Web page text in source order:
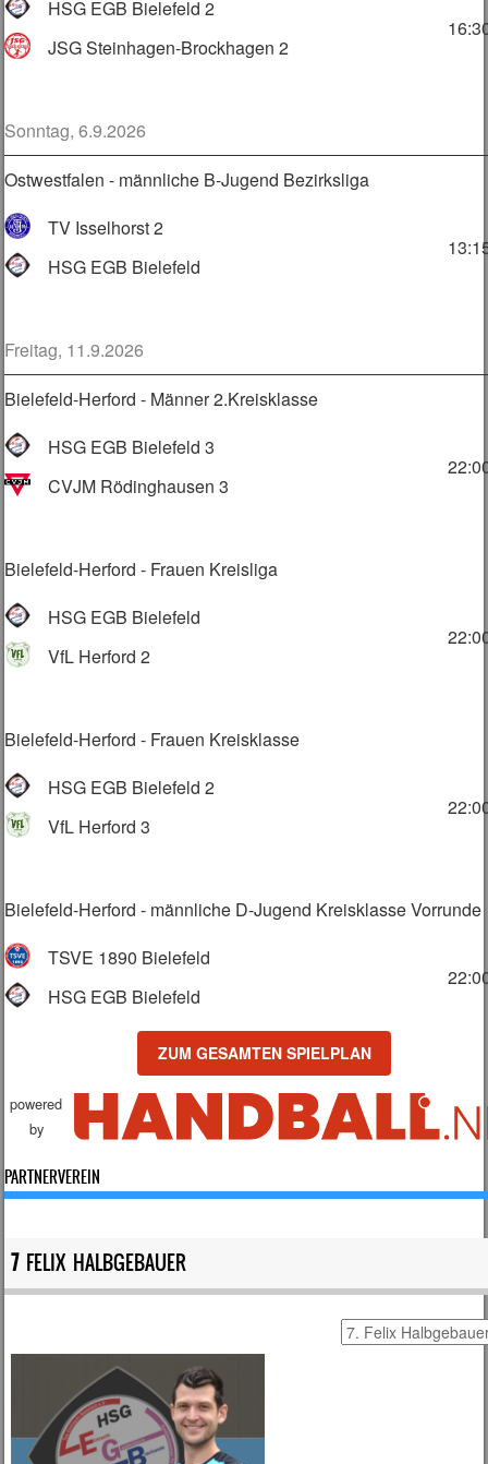
7FELIX HALBGEBAUER
HSG EGB Bielefeld 2
JSG Steinhagen-Brockhagen 2
Sonntag, 6.9.2026
Ostwestfalen - männliche B-Jugend Bezirksliga
TV Isselhorst 2
HSG EGB Bielefeld
Freitag, 11.9.2026
Bielefeld-Herford - Männer 2.Kreisklasse
HSG EGB Bielefeld 3
CVJM Rödinghausen 3
Bielefeld-Herford - Frauen Kreisliga
HSG EGB Bielefeld
VfL Herford 2
Bielefeld-Herford - Frauen Kreisklasse
HSG EGB Bielefeld 2
VfL Herford 3
Bielefeld-Herford - männliche D-Jugend Kreisklasse Vorrunde
TSVE 1890 Bielefeld
HSG EGB Bielefeld
ZUM GESAMTEN SPIELPLAN
powered
by
PARTNERVEREIN